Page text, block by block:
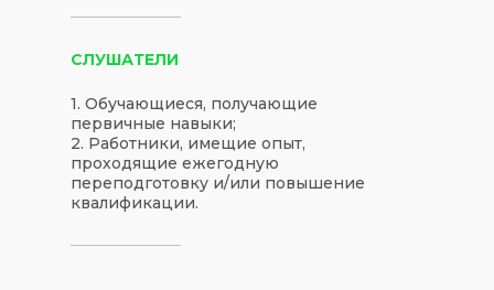
СЛУШАТЕЛИ
1. Обучающиеся, получающие
первичные навыки;
2. Работники, имещие опыт,
проходящие ежегодную
переподготовку и/или повышение
квалификации.